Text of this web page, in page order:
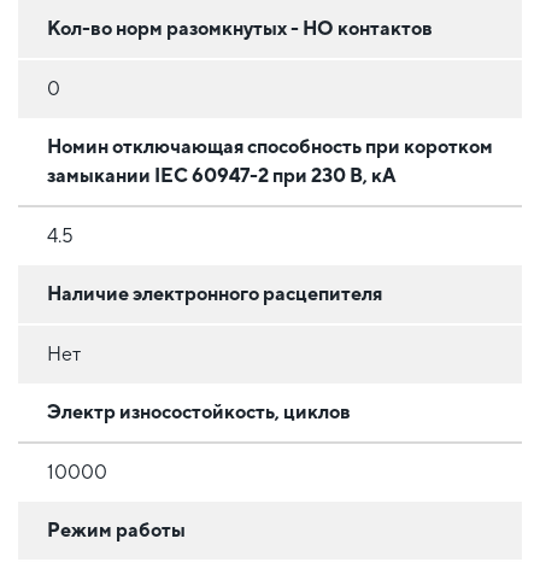
Кол-во норм разомкнутых - НО контактов
0
Номин отключающая способность при коротком
замыкании IEC 60947-2 при 230 В, кА
4.5
Наличие электронного расцепителя
Нет
Электр износостойкость, циклов
10000
Режим работы